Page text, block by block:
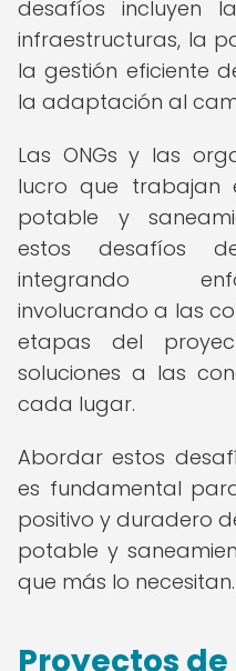
desafíos incluyen
infraestructuras, la
la gestión eficiente
la adaptación al
Las ONGs y las
lucro que trabajan
potable y
estos desafíos
integrando
involucrando a las
etapas del
soluciones a las
cada lugar.
Abordar estos
es fundamental
positivo y duradero
potable y
que más lo necesitan.
Proyectos